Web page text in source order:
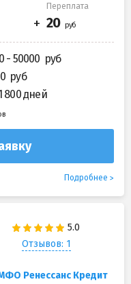
Переплата
- 50000
800 дней
Подробнее
Отзывов: 1
Ренессанс Кредит